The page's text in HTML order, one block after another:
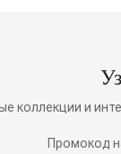
коллекции и
Промокод